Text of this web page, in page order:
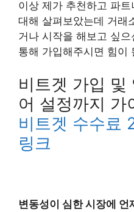
이상 제가 추천하고 파
대해 살펴보았는데 거래
거나 시작을 해보고 싶
통해 가입해주시면 힘이
비트겟 가입 및
어 설정까지 가
비트겟 수수료
링크
변동성이 심한 시장에 언